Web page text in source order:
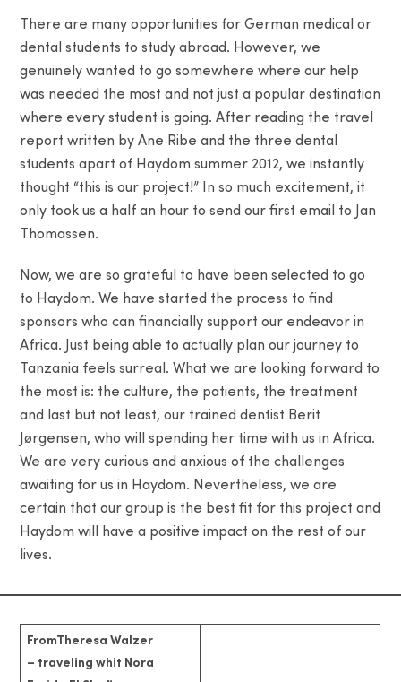
There are many opportunities for German medical or
dental students to study abroad. However, we
genuinely wanted to go somewhere where our help
was needed the most and not just a popular destination
where every student is going. After reading the travel
report written by Ane Ribe and the three dental
students apart of Haydom summer 2012, we instantly
thought “this is our project!” In so much excitement, it
only took us a half an hour to send our first email to Jan
Thomassen.
Now, we are so grateful to have been selected to go
to Haydom. We have started the process to find
sponsors who can financially support our endeavor in
Africa. Just being able to actually plan our journey to
Tanzania feels surreal. What we are looking forward to
the most is: the culture, the patients, the treatment
and last but not least, our trained dentist Berit
Jørgensen, who will spending her time with us in Africa.
We are very curious and anxious of the challenges
awaiting for us in Haydom. Nevertheless, we are
certain that our group is the best fit for this project and
Haydom will have a positive impact on the rest of our
lives.
FromTheresa Walzer
– traveling whit Nora